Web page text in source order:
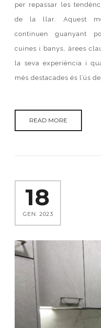
per repassar les
de la llar. Aquest
continuen guanyant
cuines i banys, àrees
la seva experiència i
més destacades és l’ús
READ MORE
18
GEN. 2023